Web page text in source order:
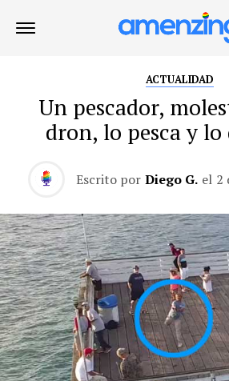
ACTUALIDAD
Un pescador,
dron, lo pesca y lo
Escrito por Diego G. el 2